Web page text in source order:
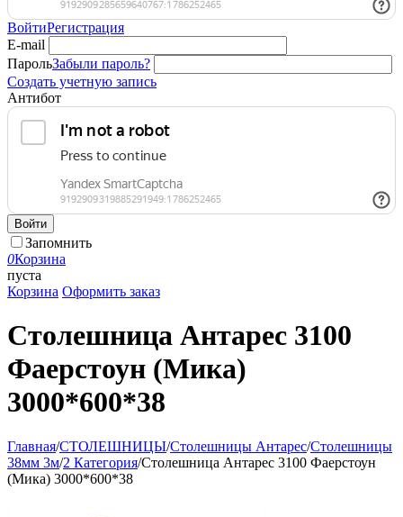
ВойтиРегистрация
E-mail
ПарольЗабыли пароль?
Создать учетную запись
Антибот
Войти
Запомнить
0Корзина
пуста
Корзина Оформить заказ
Столешница Антарес 3100
Фаерстоун (Мика)
3000*600*38
Главная/СТОЛЕШНИЦЫ/Столешницы Антарес/Столешницы
38мм 3м/2 Категория/Столешница Антарес 3100 Фаерстоун
(Мика) 3000*600*38